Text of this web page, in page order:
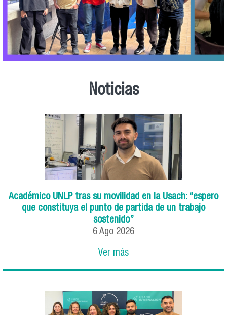
Noticias
Académico UNLP tras su movilidad en la Usach: “espero
que constituya el punto de partida de un trabajo
sostenido”
6 Ago 2026
Ver más